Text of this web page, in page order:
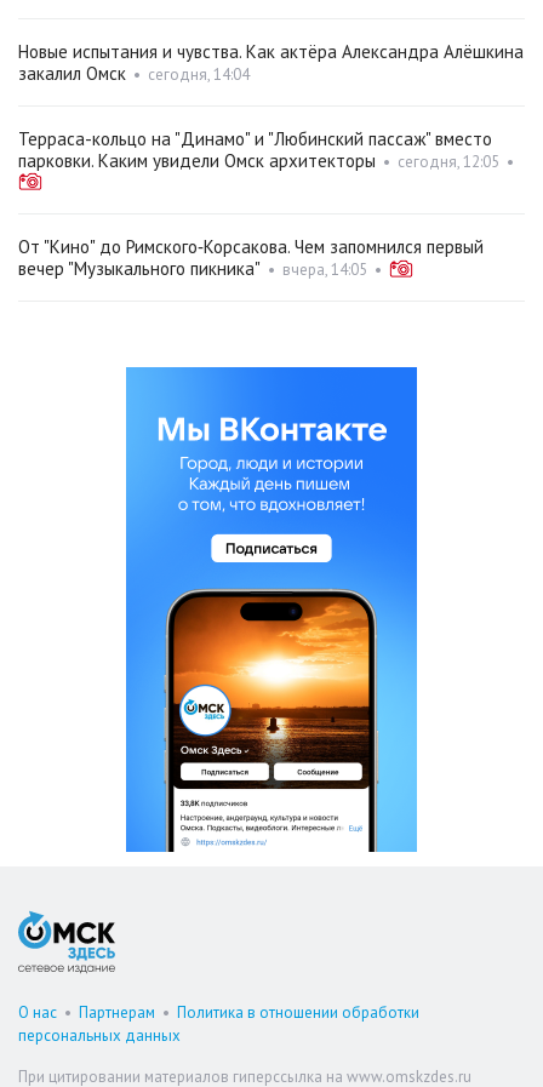
Новые испытания и чувства. Как актёра Александра Алёшкина
закалил Омск • сегодня, 14:04
Терраса-кольцо на "Динамо" и "Любинский пассаж" вместо
парковки. Каким увидели Омск архитекторы • сегодня, 12:05 •
От "Кино" до Римского‑Корсакова. Чем запомнился первый
вечер "Музыкального пикника" • вчера, 14:05 •
О нас • Партнерам • Политика в отношении обработки
персональных данных
При цитировании материалов гиперссылка на www.omskzdes.ru